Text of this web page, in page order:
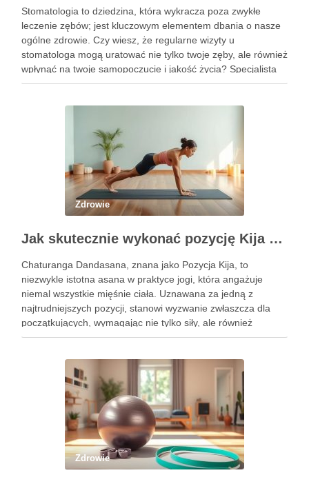
Stomatologia to dziedzina, która wykracza poza zwykłe
leczenie zębów; jest kluczowym elementem dbania o nasze
ogólne zdrowie. Czy wiesz, że regularne wizyty u
stomatologa mogą uratować nie tylko twoje zęby, ale również
wpłynąć na twoje samopoczucie i jakość życia? Specjalista
ten zajmuje się diagnostyką i profilaktyką chorób jamy ustnej,
Zdrowie
Jak skutecznie wykonać pozycję Kija w jodze? Przewodnik krok po kroku
Chaturanga Dandasana, znana jako Pozycja Kija, to
niezwykle istotna asana w praktyce jogi, która angażuje
niemal wszystkie mięśnie ciała. Uznawana za jedną z
najtrudniejszych pozycji, stanowi wyzwanie zwłaszcza dla
początkujących, wymagając nie tylko siły, ale również
precyzyjnego ustawienia ciała. Właściwe wykonanie tej
Zdrowie